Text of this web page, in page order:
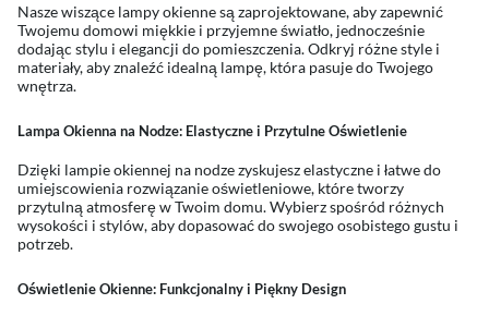
Nasze wiszące lampy okienne są zaprojektowane, aby zapewnić
Twojemu domowi miękkie i przyjemne światło, jednocześnie
dodając stylu i elegancji do pomieszczenia. Odkryj różne style i
materiały, aby znaleźć idealną lampę, która pasuje do Twojego
wnętrza.
Lampa Okienna na Nodze: Elastyczne i Przytulne Oświetlenie
Dzięki lampie okiennej na nodze zyskujesz elastyczne i łatwe do
umiejscowienia rozwiązanie oświetleniowe, które tworzy
przytulną atmosferę w Twoim domu. Wybierz spośród różnych
wysokości i stylów, aby dopasować do swojego osobistego gustu i
potrzeb.
Oświetlenie Okienne: Funkcjonalny i Piękny Design